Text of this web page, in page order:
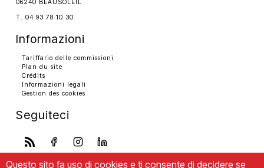
06240 BEAUSOLEIL
T. 04 93 78 10 30
Informazioni
Tariffario delle commissioni
Plan du site
Crédits
Informazioni legali
Gestion des cookies
Seguiteci
Questo sito fa uso di cookies e ti consente di decidere se